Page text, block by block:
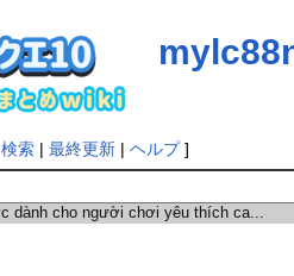
検索| 最終更新| ヘルプ]